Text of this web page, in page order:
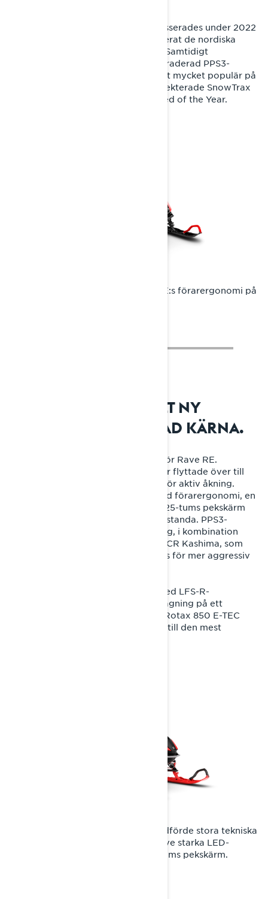
En milstolpe i Rave RE:s historia passerades under 2022
när denna skoter, som länge dominerat de nordiska
lederna, lanserades i Nordamerika. Samtidigt
introducerades en lättare och uppgraderad PPS3-
boggifjädring. Modellen blev snabbt mycket populär på
andra sidan Atlanten och högt respekterade SnowTrax
TV utsåg Rave RE till Real World Sled of the Year.
Radien-chassit förbättrade Rave RE:s förarergonomi på
2024: RADIEN2 – HELT NY
TEKNIK. OFÖRÄNDRAD KÄRNA.
2024-års modell var ett stort steg för Rave RE.
Kronjuvelen bland Lynx sportskotrar flyttade över till
Radien2-plattformen, konstruerad för aktiv åkning.
Uppdateringen medförde förbättrad förarergonomi, en
stark fyrkolvsbroms, en modern 10,25-tums pekskärm
och LED-strålkastare med höga prestanda. PPS3-
boggifjädring och LFS+-framfjädring, i kombination
med stötdämparna KYB PRO 46 HLCR Kashima, som
kan justeras i tre lägen, finjusterades för mer aggressiv
Inför 2026 har Rave RE utrustats med LFS-R-
framfjädring vilket förbättrar kurvtagning på ett
betydande sätt liksom alternativet Rotax 850 E-TEC
Turbo R på 180 hk och som gör den till den mest
Skiftet till Radien2-plattformen medförde stora tekniska
uppgraderingar till Rave RE, inklusive starka LED-
strålkastare och en modern 10,25-tums pekskärm.